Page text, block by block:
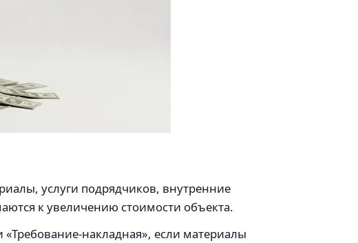
услуги подрядчиков, внутренние
к увеличению стоимости объекта.
накладная», если материалы